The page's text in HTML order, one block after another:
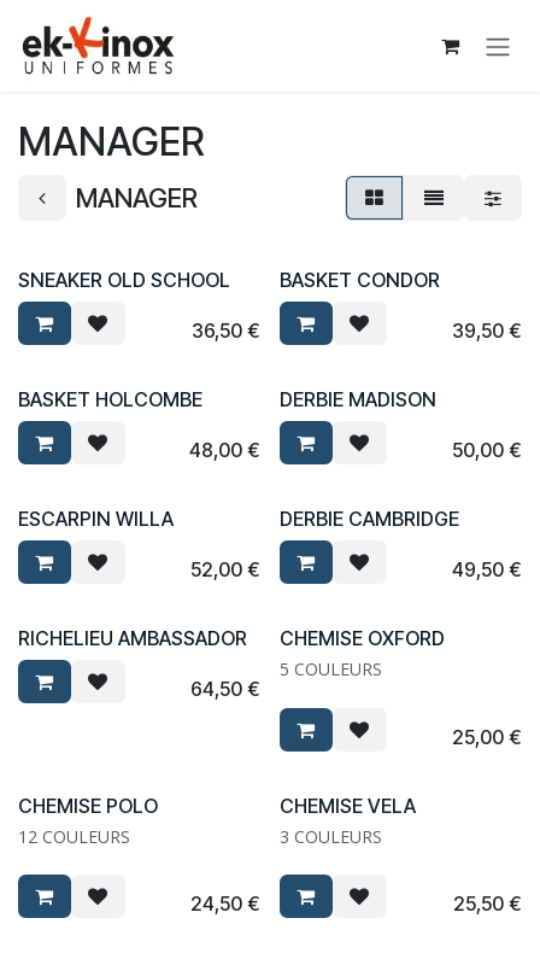
Se rendre au contenu
MANAGER
MANAGER
SNEAKER OLD SCHOOL
36,50€
BASKET CONDOR
39,50€
BASKET HOLCOMBE
48,00€
DERBIE MADISON
50,00€
ESCARPIN WILLA
52,00€
DERBIE CAMBRIDGE
49,50€
RICHELIEU AMBASSADOR
64,50€
CHEMISE OXFORD
5 COULEURS
25,00€
CHEMISE POLO
12 COULEURS
24,50€
CHEMISE VELA
3 COULEURS
25,50€